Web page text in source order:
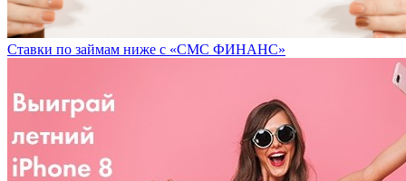
Ставки по займам ниже с «СМС ФИНАНС»